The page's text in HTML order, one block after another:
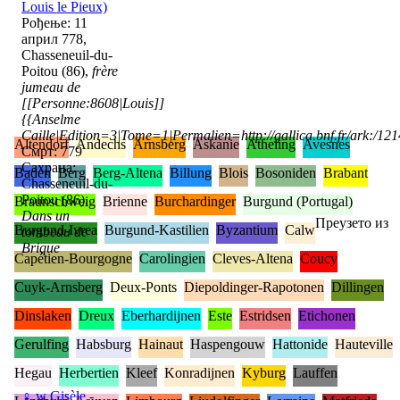
Louis le Pieux)
Рођење: 11
април 778,
Chasseneuil-du-
Poitou (86), frère
jumeau de
[[Personne:8608|Louis]]
{{Anselme
Caille|Edition=3|Tome=1|Permalien=http://gallica.bnf.fr/ark:/
Смрт: 779
Сахрана:
Chasseneuil-du-
Poitou (86),
Dans un
tombeau de
Brique
♀ w Gisèle -
Altendorf Andechs Arnsberg Askanie Atheling Avesnes
Baden Berg Berg-Altena Billung Blois Bosoniden Brabant
Braunschweig Brienne Burchardinger Burgund (Portugal)
Burgund-Ivrea Burgund-Kastilien Byzantium Calw
Capétien-Bourgogne Carolingien Cleves-Altena Coucy
Cuyk-Arnsberg Deux-Ponts Diepoldinger-Rapotonen Dillingen
Dinslaken Dreux Eberhardijnen Este Estridsen Etichonen
Gerulfing Habsburg Hainaut Haspengouw Hattonide Hauteville
Hegau Herbertien Kleef Konradijnen Kyburg Lauffen
Преузето из